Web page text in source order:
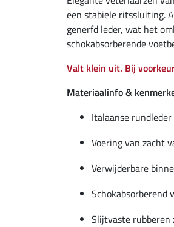
een stabiele ritssluiting.
generfd leder, wat het
schokabsorberende
Valt klein uit. Bij
Materiaalinfo &
Italaanse rundleder
Voering van zacht
Verwijderbare
Schokabsorberend
Slijtvaste rubberen